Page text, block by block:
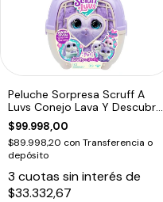
Peluche Sorpresa Scruff A
Luvs Conejo Lava Y Descubre
Violeta
$99.998,00
$89.998,20 con Transferencia o
depósito
3 cuotas sin interés de
$33.332,67